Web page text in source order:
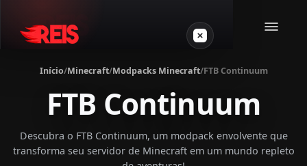
Minecraft
Outros jogos
Início/Minecraft/Modpacks Minecraft/FTB Continuum
FTB Continuum
Descubra o FTB Continuum, um modpack envolvente que
transforma seu servidor de Minecraft em um mundo repleto